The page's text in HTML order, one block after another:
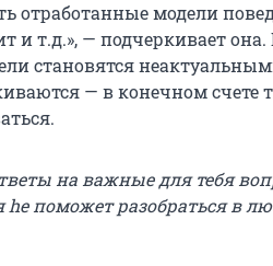
отработанные модели
и т.д.», — подчеркивает
становятся
— в конечном
на важные для тебя
he поможет разобраться в